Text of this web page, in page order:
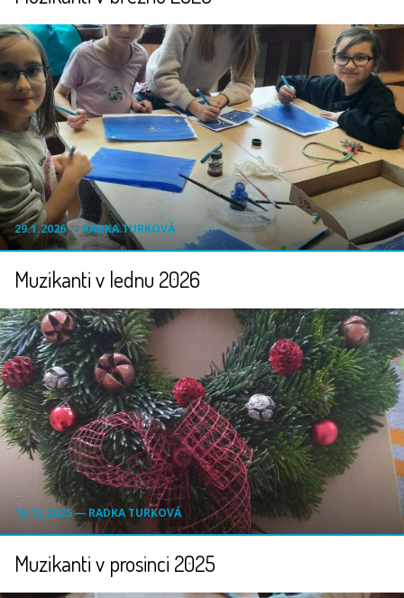
29.1.2026 ― RADKA TURKOVÁ
Muzikanti v lednu 2026
18.12.2025 ― RADKA TURKOVÁ
Muzikanti v prosinci 2025